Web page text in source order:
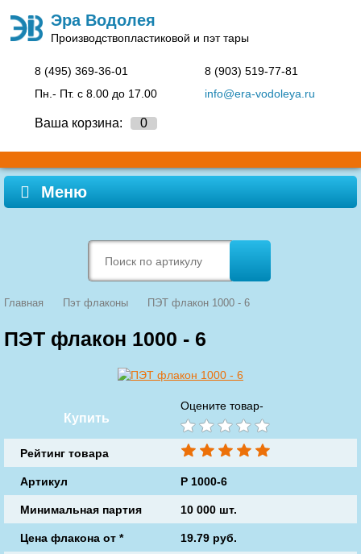
Эра Водолея
Производствопластиковой и пэт тары
8 (495) 369-36-01
Пн.- Пт. c 8.00 до 17.00
8 (903) 519-77-81
info@era-vodoleya.ru
Ваша корзина: 0
Меню
Главная Пэт флаконы ПЭТ флакон 1000 - 6
ПЭТ флакон 1000 - 6
Купить
Оцените товар-
Рейтинг товара
Артикул P 1000-6
Минимальная партия 10 000 шт.
Цена флакона от * 19.79 руб.